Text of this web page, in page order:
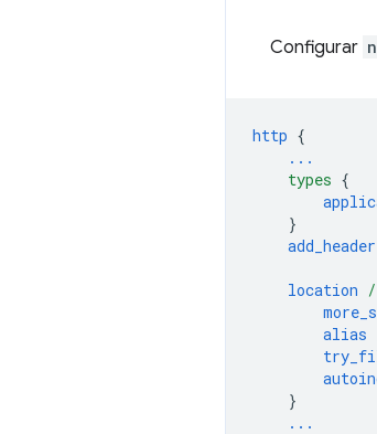
Configurar
http {
...
types {
}
add_header
location /
alias
}
...